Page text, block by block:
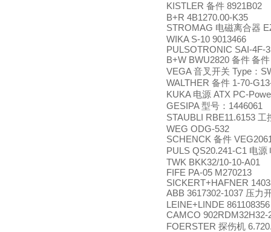
KISTLER 备件 8921B02
B+R 4B1270.00-K35
STROMAG 电磁离合器
WIKA S-10 9013466
PULSOTRONIC SAI-4F-
B+W BWU2820 备件备件
VEGA音叉开关 Type ：
WALTHER 备件 1-70-
KUKA 电源 ATX PC-
GESIPA型号： 1446061
STAUBLI RBE11.6153 工
WEG ODG-532
SCHENCK 备件
PULS QS20.241-C1 电源
TWK BKK32/10-10-A01
FIFE PA-05 M270213
SICKERT+HAFNER
ABB 3617302-1037 压力
LEINE+LINDE
CAMCO
FOERSTER 探伤机